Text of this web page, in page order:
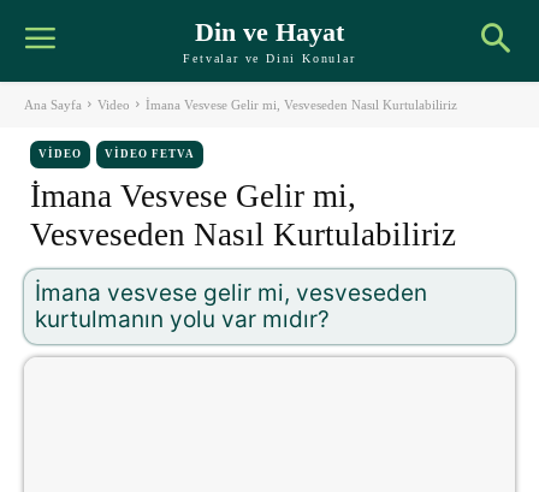
Din ve Hayat
Fetvalar ve Dini Konular
Ana Sayfa Video İmana Vesvese Gelir mi, Vesveseden Nasıl Kurtulabiliriz
VIDEO VIDEO FETVA
İmana Vesvese Gelir mi,
Vesveseden Nasıl Kurtulabiliriz
İmana vesvese gelir mi, vesveseden
kurtulmanın yolu var mıdır?